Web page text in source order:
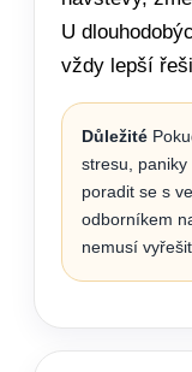
U
vždy lepší
Důležité
stresu,
poradit se s
odborníkem
nemusí